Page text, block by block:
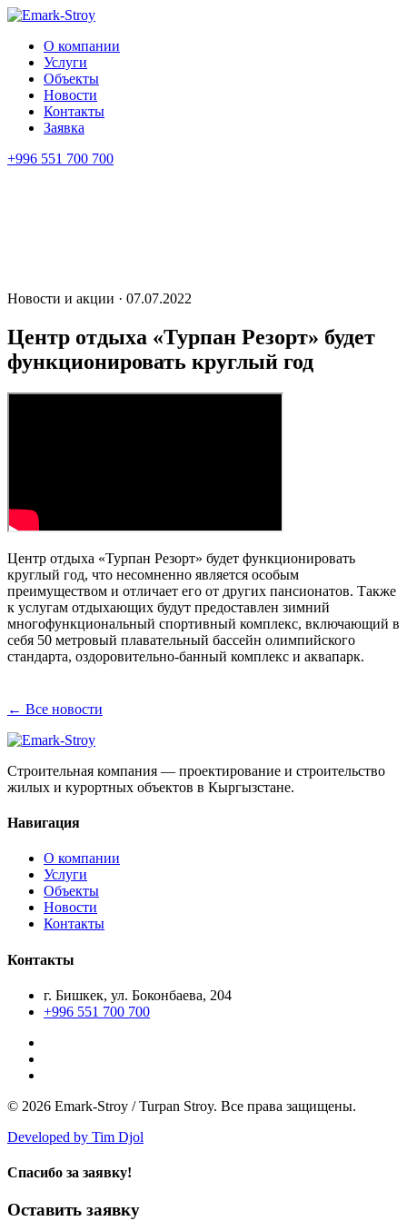
О компании
Услуги
Объекты
Новости
Контакты
Заявка
+996 551 700 700
Новости и акции · 07.07.2022
Центр отдыха «Турпан Резорт» будет
функционировать круглый год
Центр отдыха «Турпан Резорт» будет функционировать
круглый год, что несомненно является особым
преимуществом и отличает его от других пансионатов. Также
к услугам отдыхающих будут предоставлен зимний
многофункциональный спортивный комплекс, включающий в
себя 50 метровый плавательный бассейн олимпийского
стандарта, оздоровительно-банный комплекс и аквапарк.
← Все новости
Строительная компания — проектирование и строительство
жилых и курортных объектов в Кыргызстане.
Навигация
О компании
Услуги
Объекты
Новости
Контакты
Контакты
г. Бишкек, ул. Боконбаева, 204
+996 551 700 700
© 2026 Emark-Stroy / Turpan Stroy. Все права защищены.
Developed by Tim Djol
Спасибо за заявку!
Оставить заявку